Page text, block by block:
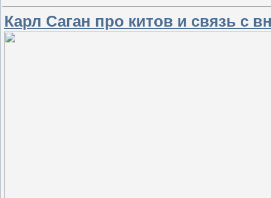
Карл Саган про китов и связь с